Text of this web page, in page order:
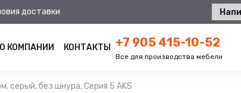
доставки
О КОМПАНИИ КОНТАКТЫ +7 905 415-10-52
Все для производства мебели
серый, без шнура, Серия 5 AKS